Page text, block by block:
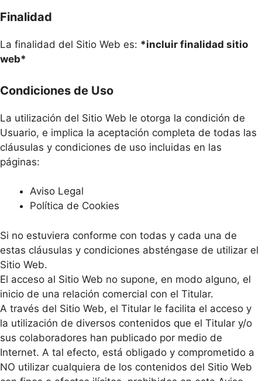
Finalidad
La finalidad del Sitio Web es: *incluir finalidad sitio
web*
Condiciones de Uso
La utilización del Sitio Web le otorga la condición de
Usuario, e implica la aceptación completa de todas las
cláusulas y condiciones de uso incluidas en las
páginas:
Aviso Legal
Política de Cookies
Si no estuviera conforme con todas y cada una de
estas cláusulas y condiciones absténgase de utilizar el
Sitio Web.
El acceso al Sitio Web no supone, en modo alguno, el
inicio de una relación comercial con el Titular.
A través del Sitio Web, el Titular le facilita el acceso y
la utilización de diversos contenidos que el Titular y/o
sus colaboradores han publicado por medio de
Internet. A tal efecto, está obligado y comprometido a
NO utilizar cualquiera de los contenidos del Sitio Web